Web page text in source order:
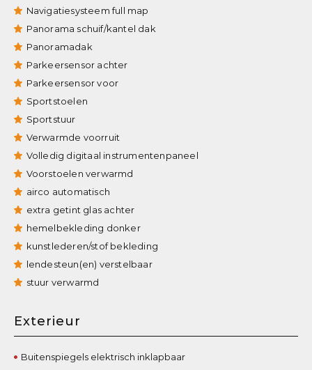
Navigatiesysteem full map
Panorama schuif/kantel dak
Panoramadak
Parkeersensor achter
Parkeersensor voor
Sportstoelen
Sportstuur
Verwarmde voorruit
Volledig digitaal instrumentenpaneel
Voorstoelen verwarmd
airco automatisch
extra getint glas achter
hemelbekleding donker
kunstlederen/stof bekleding
lendesteun(en) verstelbaar
stuur verwarmd
Exterieur
Buitenspiegels elektrisch inklapbaar